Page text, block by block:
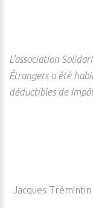
L’association
Étrangers a été
déductibles de
Jacques Trémintin